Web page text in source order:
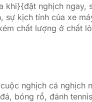
nghịch đa dạng
truyền thống
nghịch ngay,
kịch tính của xe
chất lượng ở chất